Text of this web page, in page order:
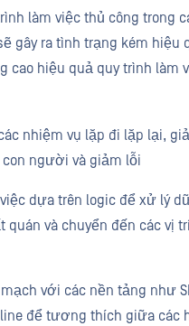
làm việc thủ công trong
gây ra tình trạng kém hiệu
cao hiệu quả quy trình làm
nhiệm vụ lặp đi lặp lại,
con người và giảm lỗi
dựa trên logic để xử lý
quán và chuyển đến các vị
với các nền tảng như
để tương thích giữa các